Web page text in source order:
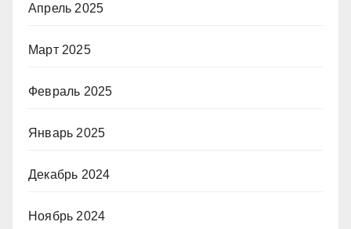
Апрель 2025
Март 2025
Февраль 2025
Январь 2025
Декабрь 2024
Ноябрь 2024